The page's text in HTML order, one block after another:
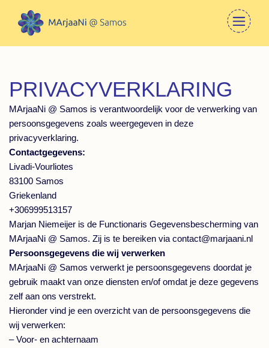
PRIVACYVERKLARING
MArjaaNi @ Samos is verantwoordelijk voor de verwerking van
persoonsgegevens zoals weergegeven in deze
privacyverklaring.
Contactgegevens:
Livadi-Vourliotes
83100 Samos
Griekenland
+306999513157
Marjan Niemeijer is de Functionaris Gegevensbescherming van
MArjaaNi @ Samos. Zij is te bereiken via contact@marjaani.nl
Persoonsgegevens die wij verwerken
MArjaaNi @ Samos verwerkt je persoonsgegevens doordat je
gebruik maakt van onze diensten en/of omdat je deze gegevens
zelf aan ons verstrekt.
Hieronder vind je een overzicht van de persoonsgegevens die
wij verwerken:
– Voor- en achternaam